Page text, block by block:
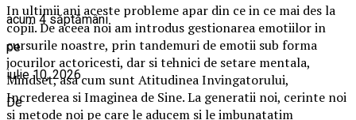
In ultimii ani aceste probleme apar din ce in ce mai des la
copii. De aceea noi am introdus gestionarea emotiilor in
cursurile noastre, prin tandemuri de emotii sub forma
jocurilor actoricesti, dar si tehnici de setare mentala,
Mindset, asa cum sunt Atitudinea Invingatorului,
Increderea si Imaginea de Sine. La generatii noi, cerinte noi
si metode noi pe care le aducem si le imbunatatim
acum 4 săptămâni
pe
iulie 10, 2026
De